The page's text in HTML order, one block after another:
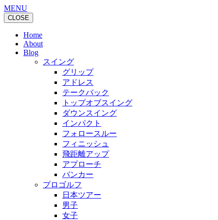
MENU
CLOSE
Home
About
Blog
スイング
グリップ
アドレス
テークバック
トップオブスイング
ダウンスイング
インパクト
フォロースルー
フィニッシュ
飛距離アップ
アプローチ
バンカー
プロゴルフ
日本ツアー
男子
女子